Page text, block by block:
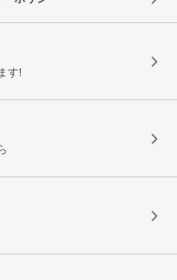
す!